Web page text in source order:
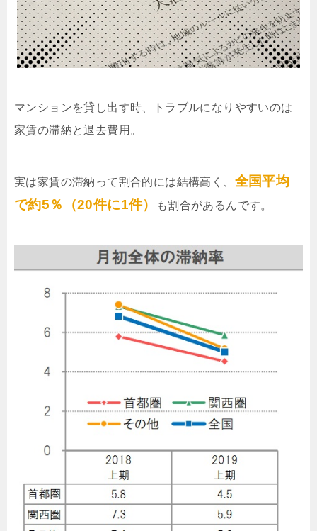
マンションを貸し出す時、トラブルになりやすいのは
家賃の滞納と退去費用。
実は家賃の滞納って割合的には結構高く、 全国平均
で約5％（20件に1件）
も割合があるんです。